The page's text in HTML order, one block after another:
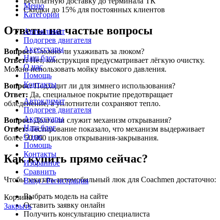
Скидки до 15% для постоянных клиентов
Ответы на частые вопросы
Вопрос:Сложно ли ухаживать за люком?
Ответ:Нет, конструкция предусматривает лёгкую очистку.
Можно использовать мойку высокого давления.
Вопрос:Подходит ли для зимнего использования?
Ответ: Да, специальное покрытие предотвращает
обледенение, а уплотнители сохраняют тепло.
Вопрос:Долго ли служит механизм открывания?
Ответ:Тестирование показало, что механизм выдерживает
более 50,000 циклов открывания-закрывания.
Как купить прямо сейчас?
Чтобы заказать автомобильный люк для Coachmen достаточно:
Выбрать модель на сайте
Оставить заявку онлайн
Получить консультацию специалиста
Меню
Категории
Автоклимат
Подогрев двигателя
Аксессуары
Наш блог
О нас
Помощь
Контакты
Автоклимат
Подогрев двигателя
Аксессуары
Наш блог
О нас
Помощь
Контакты
Избранное
Сравнить
Вход / Регистрация
Корзина
Закрыть